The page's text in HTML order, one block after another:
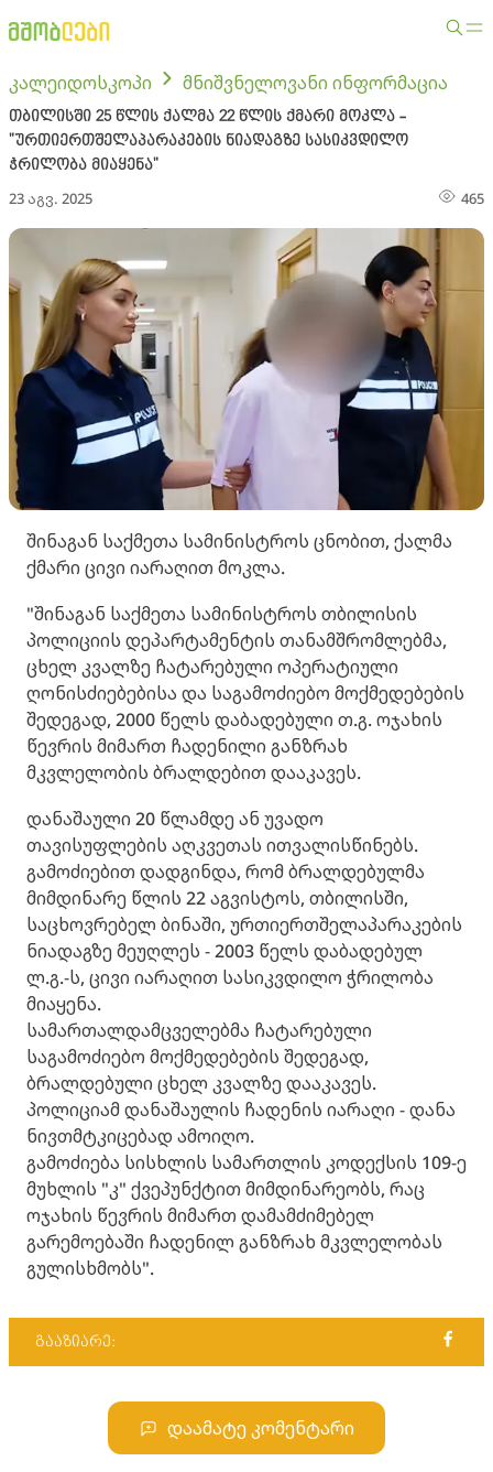
კალეიდოსკოპი მნიშვნელოვანი ინფორმაცია
თბილისში 25 წლის ქალმა 22 წლის ქმარი მოკლა -
"ურთიერთშელაპარაკების ნიადაგზე სასიკვდილო
ჭრილობა მიაყენა"
23 აგვ. 2025 465
შინაგან საქმეთა სამინისტროს ცნობით, ქალმა
ქმარი ცივი იარაღით მოკლა.
"შინაგან საქმეთა სამინისტროს თბილისის
პოლიციის დეპარტამენტის თანამშრომლებმა,
ცხელ კვალზე ჩატარებული ოპერატიული
ღონისძიებებისა და საგამოძიებო მოქმედებების
შედეგად, 2000 წელს დაბადებული თ.გ. ოჯახის
წევრის მიმართ ჩადენილი განზრახ
მკვლელობის ბრალდებით დააკავეს.
დანაშაული 20 წლამდე ან უვადო
თავისუფლების აღკვეთას ითვალისწინებს.
გამოძიებით დადგინდა, რომ ბრალდებულმა
მიმდინარე წლის 22 აგვისტოს, თბილისში,
საცხოვრებელ ბინაში, ურთიერთშელაპარაკების
ნიადაგზე მეუღლეს - 2003 წელს დაბადებულ
ლ.გ.-ს, ცივი იარაღით სასიკვდილო ჭრილობა
მიაყენა.
სამართალდამცველებმა ჩატარებული
საგამოძიებო მოქმედებების შედეგად,
ბრალდებული ცხელ კვალზე დააკავეს.
პოლიციამ დანაშაულის ჩადენის იარაღი - დანა
ნივთმტკიცებად ამოიღო.
გამოძიება სისხლის სამართლის კოდექსის 109-ე
მუხლის "კ" ქვეპუნქტით მიმდინარეობს, რაც
ოჯახის წევრის მიმართ დამამძიმებელ
გარემოებაში ჩადენილ განზრახ მკვლელობას
გულისხმობს".
გააზიარე:
დაამატე კომენტარი